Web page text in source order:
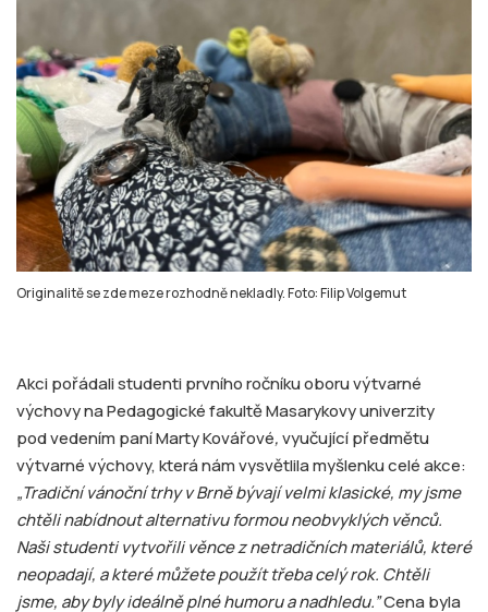
Originalitě se zde meze rozhodně nekladly. Foto: Filip Volgemut
Akci pořádali studenti prvního ročníku oboru výtvarné
výchovy na Pedagogické fakultě Masarykovy univerzity
pod vedením paní Marty Kovářové,vyučující předmětu
výtvarné výchovy, která nám vysvětlila myšlenku celé akce:
„Tradiční vánoční trhy v Brně bývají velmi klasické, my jsme
chtěli nabídnout alternativu formou neobvyklých věnců.
Naši studenti vytvořili věnce z netradičních materiálů, které
neopadají, a které můžete použít třeba celý rok. Chtěli
jsme, aby byly ideálně plné humoru a nadhledu.”Cena byla